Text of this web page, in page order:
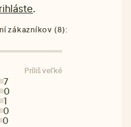
.
7
0
1
0
0
zákazníkov (8):
Príliš veľké